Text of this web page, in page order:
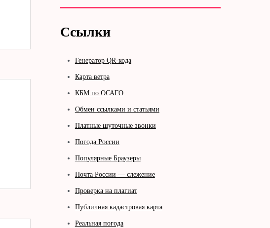
Ссылки
Генератор QR-кода
Карта ветра
КБМ по ОСАГО
Обмен ссылками и статьями
Платные шуточные звонки
Погода России
Популярные Браузеры
Почта России — слежение
Проверка на плагиат
Публичная кадастровая карта
Реальная погода